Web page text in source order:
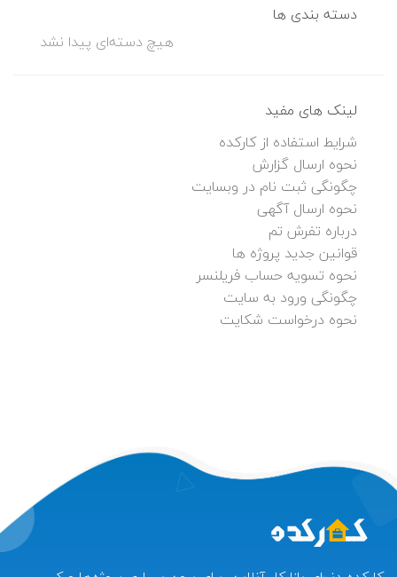
دسته بندی ها
هیچ دسته‌ای پیدا نشد
لینک های مفید
شرایط استفاده از کارکده
نحوه ارسال گزارش
چگونگی ثبت نام در وبسایت
نحوه ارسال آگهی
درباره تفرش تم
قوانین جدید پروژه ها
نحوه تسویه حساب فریلنسر
چگونگی ورود به سایت
نحوه درخواست شکایت